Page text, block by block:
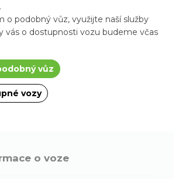
o podobný vůz, využijte naší služby
vás o dostupnosti vozu budeme včas
vůz
vozy
o voze